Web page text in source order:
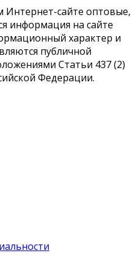
сайте оптовые,
информация на сайте
характер и
публичной
Статьи 437 (2)
Федерации.